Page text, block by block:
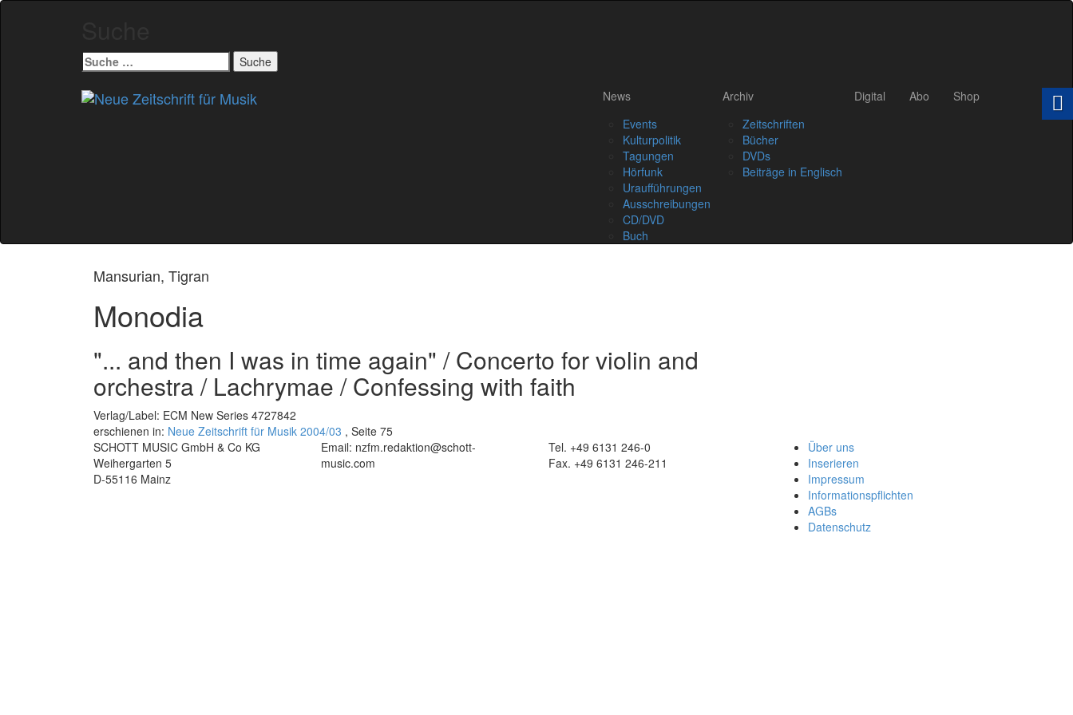
Suche
nach:
News
Events
Kulturpolitik
Tagungen
Hörfunk
Uraufführungen
Ausschreibungen
CD/DVD
Buch
Archiv
Zeitschriften
Bücher
DVDs
Beiträge in Englisch
Digital Abo Shop
Mansurian, Tigran
Monodia
"... and then I was in time again" / Concerto for violin and
orchestra / Lachrymae / Confessing with faith
Verlag/Label: ECM New Series 4727842
erschienen in: Neue Zeitschrift für Musik 2004/03 , Seite 75
SCHOTT MUSIC GmbH & Co KG
Weihergarten 5
D-55116 Mainz
Email: nzfm.redaktion@schott-
music.com
Tel. +49 6131 246-0
Fax. +49 6131 246-211
Über uns
Inserieren
Impressum
Informationspflichten
AGBs
Datenschutz